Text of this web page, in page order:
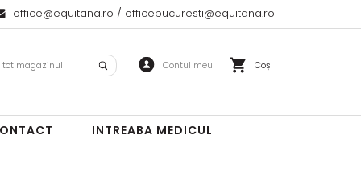
office@equitana.ro / officebucuresti@equitana.ro
Coș
INTREABA MEDICUL